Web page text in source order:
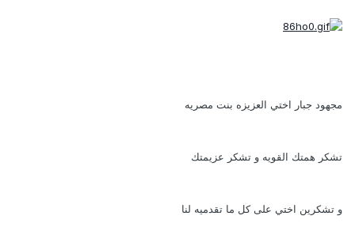
مجهود جبار اختي العزيزه بنت مصريه
تشكر همتك القويه و تشكر عزيمتك
و تشكرين اختي على كل ما تقدميه لنا